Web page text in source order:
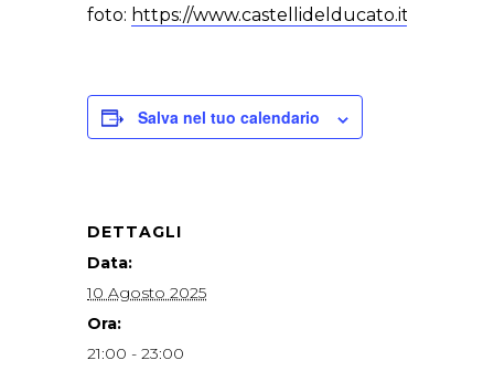
foto: https://www.castellidelducato.it
Salva nel tuo calendario
DETTAGLI
Data:
10 Agosto 2025
Ora:
21:00 - 23:00